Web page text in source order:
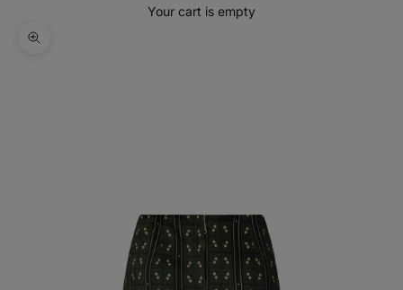
Your cart is empty
Zoom picture